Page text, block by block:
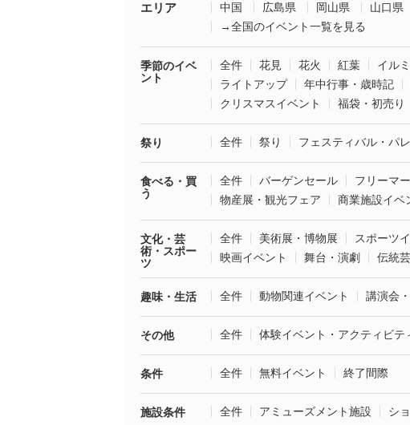
エリア 中国 広島県 岡山県 山口県
→全国のイベント一覧を見る
季節のイベ
ント
全件 花見 花火 紅葉 イル
ライトアップ
年中行事・歳時記
クリスマスイベント
福袋・初売り
祭り 全件 祭り フェスティバル・パ
食べる・買
う
全件 バーゲンセール フリーマ
物産展・観光フェア
商業施設イベ
文化・芸
術・スポー
ツ
全件 美術展・博物展 スポーツ
映画イベント
舞台・演劇 伝統
趣味・生活 全件 動物関連イベント 講演会
その他 全件 体験イベント・アクティビテ
条件 全件 無料イベント 終了間際
施設条件 全件 アミューズメント施設 シ